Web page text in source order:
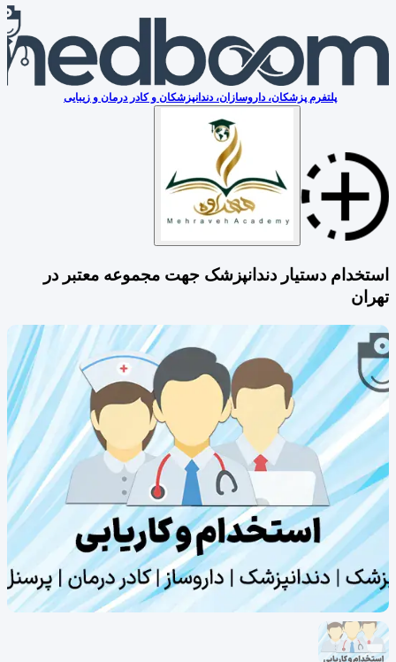
پلتفرم پزشکان، داروسازان، دندانپزشکان و کادر درمان و زیبایی
استخدام دستیار دندانپزشک جهت مجموعه معتبر در
تهران